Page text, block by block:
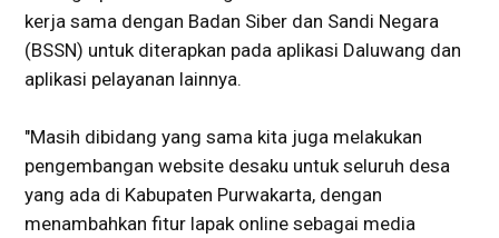
kerja sama dengan Badan Siber dan Sandi Negara
(BSSN) untuk diterapkan pada aplikasi Daluwang dan
aplikasi pelayanan lainnya.
"Masih dibidang yang sama kita juga melakukan
pengembangan website desaku untuk seluruh desa
yang ada di Kabupaten Purwakarta, dengan
menambahkan fitur lapak online sebagai media